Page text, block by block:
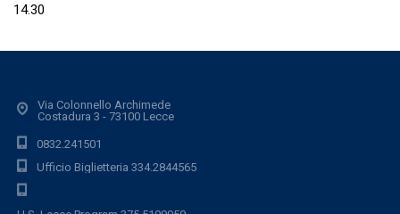
14.30
Via Colonnello Archimede
Costadura 3 - 73100 Lecce
0832.241501
Ufficio Biglietteria 334.2844565